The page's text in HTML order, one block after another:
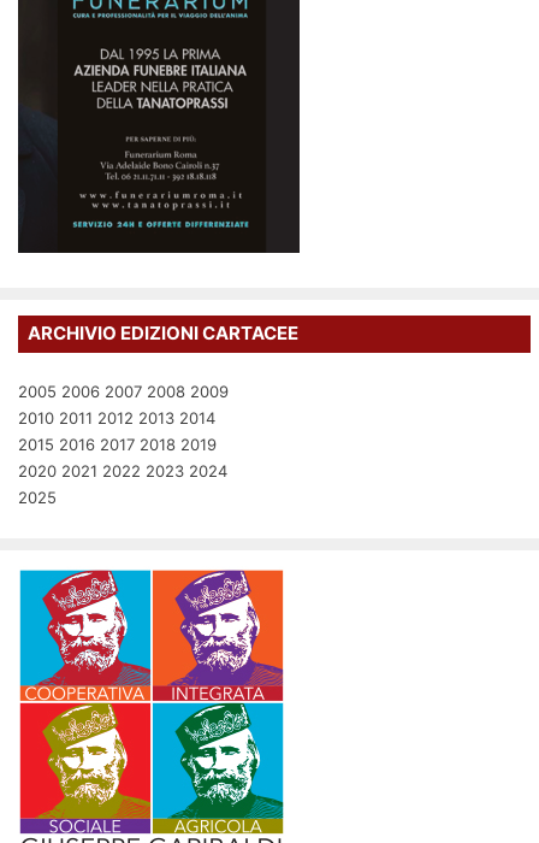
ARCHIVIO EDIZIONI CARTACEE
2005 2006 2007 2008 2009
2010 2011 2012 2013 2014
2015 2016 2017 2018 2019
2020 2021 2022 2023 2024
2025